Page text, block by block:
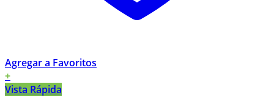
Agregar a Favoritos
+
Vista Rápida